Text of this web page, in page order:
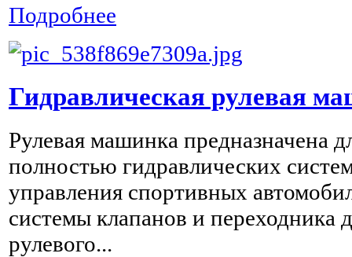
Подробнее
Гидравлическая рулевая
Рулевая машинка предназначена
полностью гидравлических
управления спортивных
системы клапанов и переходника
рулевого...